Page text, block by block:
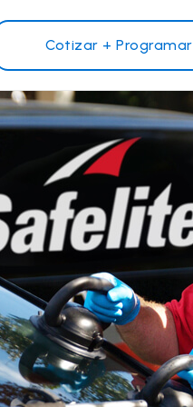
Cotizar + Programar
¿Por qué Safelite?
Reseñas de clientes
Garantía nacional
Safelite Foundation